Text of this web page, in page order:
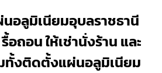
อลูมิเนียมอุบลราชธานี
ถอน ให้เช่านั่งร้าน และ
ทั้งติดตั้งแผ่นอลูมิเนียม